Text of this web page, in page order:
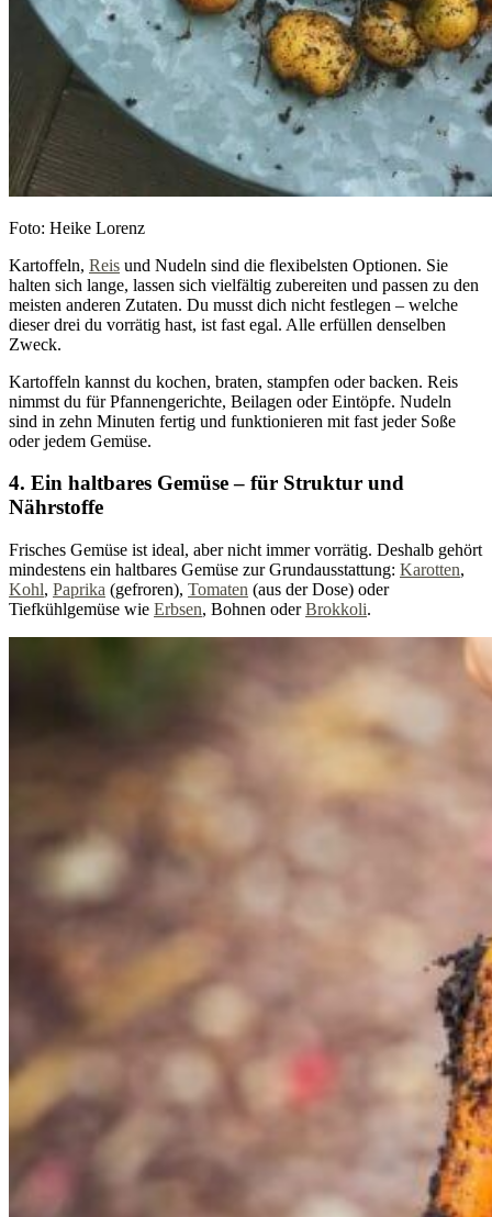
Foto: Heike Lorenz
Kartoffeln, Reis und Nudeln sind die flexibelsten Optionen. Sie
halten sich lange, lassen sich vielfältig zubereiten und passen zu den
meisten anderen Zutaten. Du musst dich nicht festlegen – welche
dieser drei du vorrätig hast, ist fast egal. Alle erfüllen denselben
Zweck.
Kartoffeln kannst du kochen, braten, stampfen oder backen. Reis
nimmst du für Pfannengerichte, Beilagen oder Eintöpfe. Nudeln
sind in zehn Minuten fertig und funktionieren mit fast jeder Soße
oder jedem Gemüse.
4. Ein haltbares Gemüse – für Struktur und
Nährstoffe
Frisches Gemüse ist ideal, aber nicht immer vorrätig. Deshalb gehört
mindestens ein haltbares Gemüse zur Grundausstattung: Karotten,
Kohl, Paprika (gefroren), Tomaten (aus der Dose) oder
Tiefkühlgemüse wie Erbsen, Bohnen oderBrokkoli.